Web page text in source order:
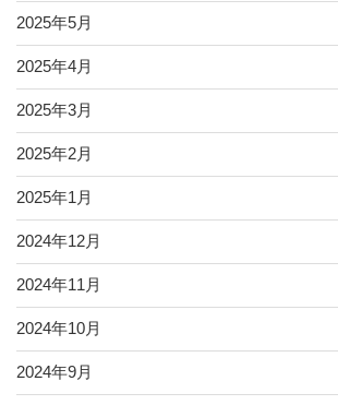
2025年5月
2025年4月
2025年3月
2025年2月
2025年1月
2024年12月
2024年11月
2024年10月
2024年9月